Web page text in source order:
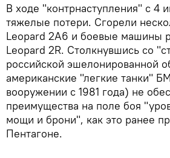
В ходе "контрнаступления" с 4
тяжелые потери. Сгорели
Leopard 2A6 и боевые машины
Leopard 2R. Столкнувшись со
российской эшелонированной
американские "легкие танки"
вооружении с 1981 года) не
преимущества на поле боя
мощи и брони", как это ранее
Пентагоне.